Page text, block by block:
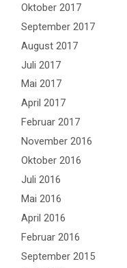
Oktober 2017
September 2017
August 2017
Juli 2017
Mai 2017
April 2017
Februar 2017
November 2016
Oktober 2016
Juli 2016
Mai 2016
April 2016
Februar 2016
September 2015